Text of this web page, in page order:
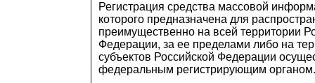
Регистрация средства массовой
которого предназначена для
преимущественно на всей территории
Федерации, за ее пределами либо на
субъектов Российской Федерации
федеральным регистрирующим органом.